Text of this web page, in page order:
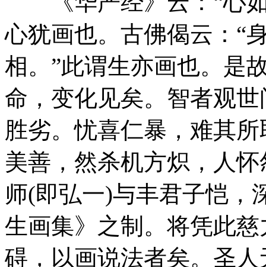
心犹画也。古佛偈云：“
相。”此谓生亦画也。是
命，变化见矣。智者观
胜劣。忧喜仁暴，难其
美善，然杀机方炽，人
师(即弘一)与丰君子恺，
生画集》之制。将凭此
碍，以画说法者矣。圣